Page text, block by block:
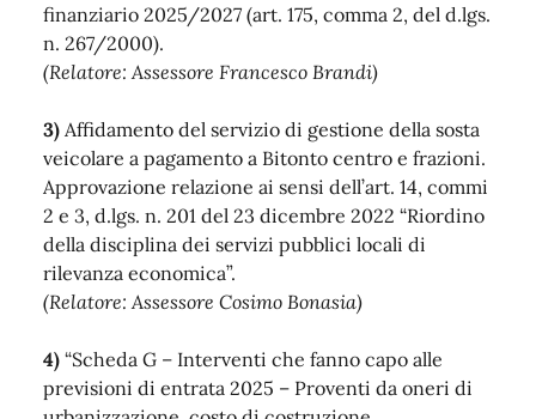
finanziario 2025/2027 (art. 175, comma 2, del d.lgs.
n. 267/2000).
(Relatore: Assessore Francesco Brandi)
3) Affidamento del servizio di gestione della sosta
veicolare a pagamento a Bitonto centro e frazioni.
Approvazione relazione ai sensi dell’art. 14, commi
2 e 3, d.lgs. n. 201 del 23 dicembre 2022 “Riordino
della disciplina dei servizi pubblici locali di
rilevanza economica”.
(Relatore: Assessore Cosimo Bonasia)
4) “Scheda G – Interventi che fanno capo alle
previsioni di entrata 2025 – Proventi da oneri di